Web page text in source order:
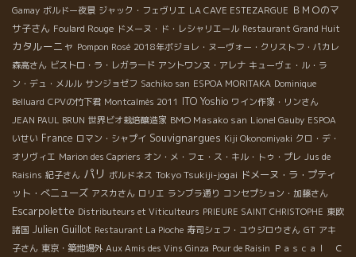
Gamay ボルドー夜景 ジャック・フェヴリエ LA CAVE ESTEZARGUE ＢＭＯのマ
サ子さん Foulard Rouge ドメーヌ・ド・レシャリエール Restaurant Grand Huit
カタルーニャ Pompon Rosé 2018年ボジョレ・ヌーヴォー・クリストフ・パカレ
森高さん ビストロ・ラ・レガラード アントワンヌ・アレナ キューヴェ・ル・ラ
ン・デュ・メルル サンジョゼフ Sachiko san ESPOA MORITAKA Dominique
Belluard CPVの竹下君 Montcalmès 2011 ITO Yoshio ワイン作家・リンさん
JEAN PAUL BRUN 世界ビオ栽培醸造家 BMO Masako san Lionel Gauby ESPOA
いせい France ロマン・シャプイ Souvignargues Kiji Okonomiyaki クロ・デ・
オリヴィエ Marion des Capriers オン・メ・フェ・ス・キル・トゥ・プレ Jus de
Raisins 紀子さん パリ ボルドネス Tokyo Tsukiji-jogai ドメーヌ・ラ・プティ
ット・べニューズ アスカさん ロリエ ランブラ通り コンセプション・加藤さん
Escarpolette Distributeurs et Viticulteurs PRIEURE SAINT CHRISTOPHE 東欧
諸国 Julien Guillot Restaurant La Pioche 寿司シェフ・ユウジロウさん GT アキ
子さん 東京・築地場外 Aux Amis des Vins Ginza Pour de Raisin Ｐａｓｃａｌ Ｃ